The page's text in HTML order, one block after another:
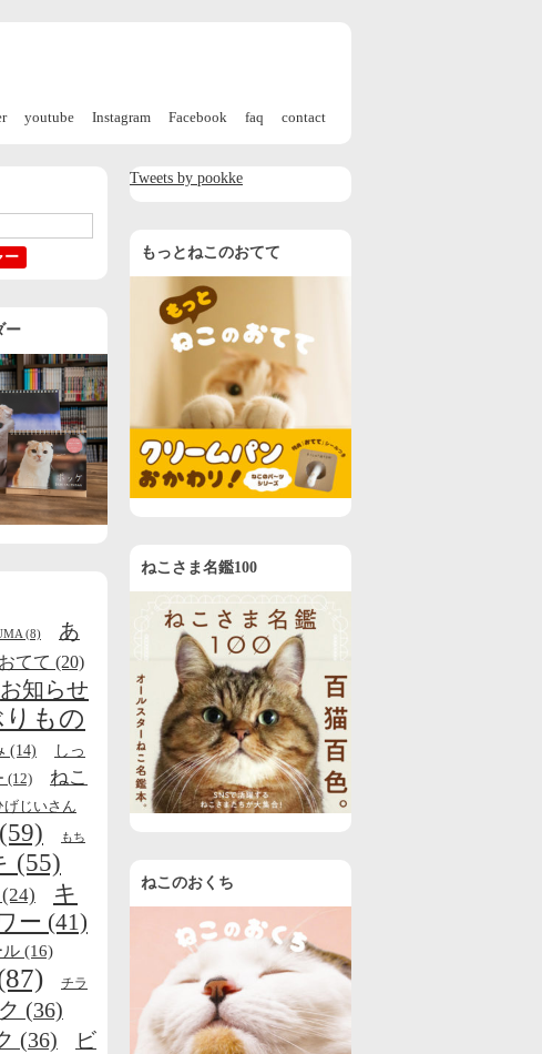
youtube Instagram Facebook faq contact
ー
(8)
あ
おてて (20)
お知らせ
もの
(14)
しっ
(12)
ねこ
げじいさん
(59) もち
(55)
(24)
キ
ー (41)
ル (16)
チラ
(36)
(36)
ビ
Tweets by pookke
もっとねこのおてて
ねこさま名鑑100
ねこのおくち